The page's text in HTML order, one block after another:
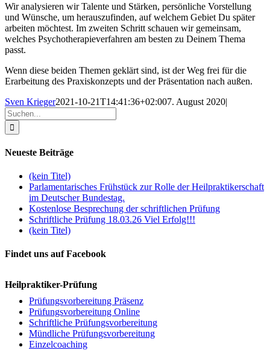
Wir analysieren wir Talente und Stärken, persönliche Vorstellung
und Wünsche, um herauszufinden, auf welchem Gebiet Du später
arbeiten möchtest. Im zweiten Schritt schauen wir gemeinsam,
welches Psychotherapieverfahren am besten zu Deinem Thema
passt.
Wenn diese beiden Themen geklärt sind, ist der Weg frei für die
Erarbeitung des Praxiskonzepts und der Präsentation nach außen.
Sven Krieger2021-10-21T14:41:36+02:007. August 2020|
Suche
nach:
Neueste Beiträge
(kein Titel)
Parlamentarisches Frühstück zur Rolle der Heilpraktikerschaft
im Deutscher Bundestag.
Kostenlose Besprechung der schriftlichen Prüfung
Schriftliche Prüfung 18.03.26 Viel Erfolg!!!
(kein Titel)
Findet uns auf Facebook
Heilpraktiker-Prüfung
Prüfungsvorbereitung Präsenz
Prüfungsvorbereitung Online
Schriftliche Prüfungsvorbereitung
Mündliche Prüfungsvorbereitung
Einzelcoaching